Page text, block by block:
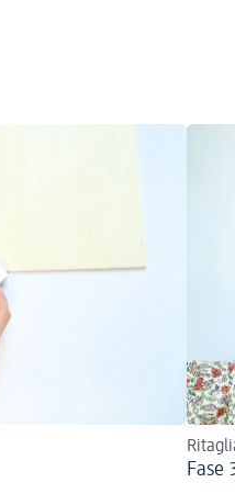
Fase